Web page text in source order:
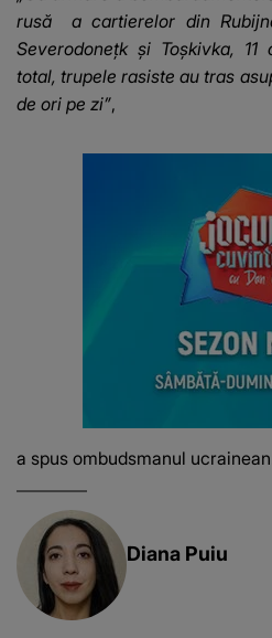
rusă a cartierelor din
Severodonețk și Toșkivka,
total, trupele rasiste au tras
de ori pe zi”,
a spus ombudsmanul
Diana Puiu